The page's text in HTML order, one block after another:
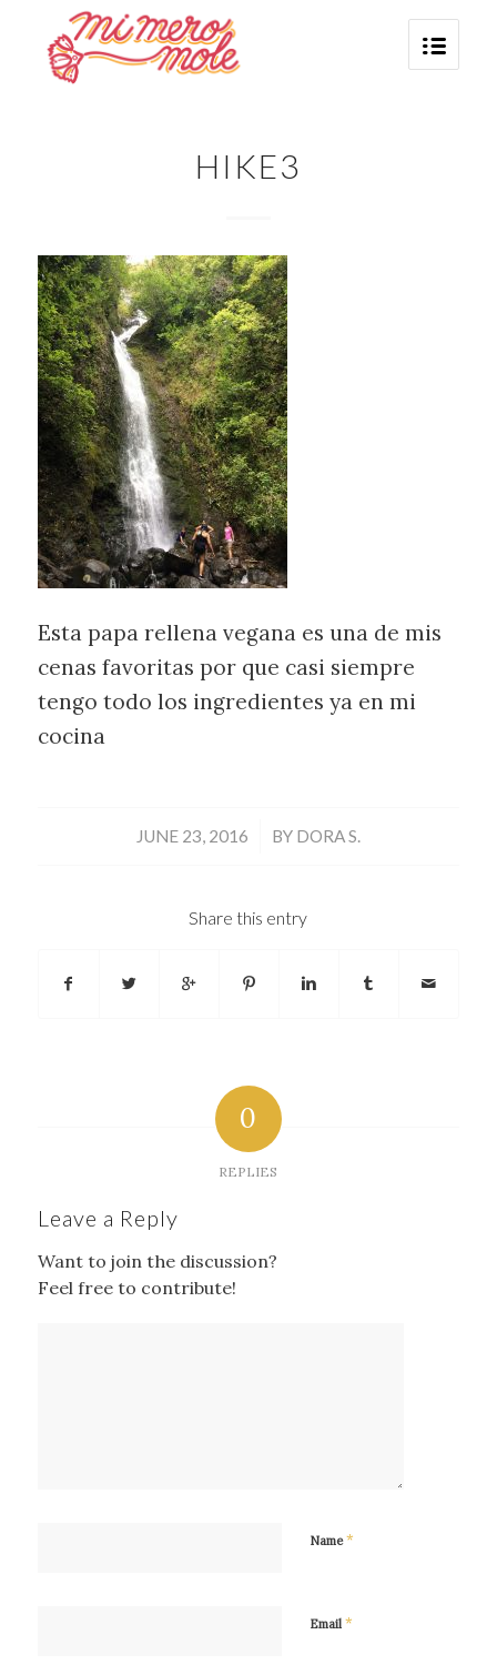
HIKE3
Esta papa rellena vegana es una de mis
cenas favoritas por que casi siempre
tengo todo los ingredientes ya en mi
cocina
JUNE 23, 2016
/ BY DORA S.
Share this entry
0
REPLIES
Leave a Reply
Want to join the discussion?
Feel free to contribute!
Name*
Email *